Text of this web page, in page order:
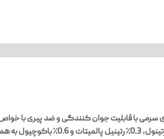
رتینول 1% ایزنتری سرمی با قابلیت جوان